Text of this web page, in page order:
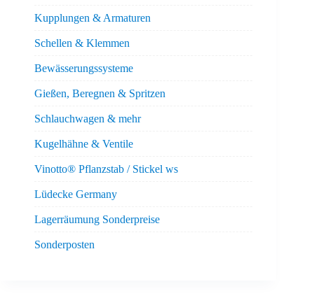
Kupplungen & Armaturen
Schellen & Klemmen
Bewässerungssysteme
Gießen, Beregnen & Spritzen
Schlauchwagen & mehr
Kugelhähne & Ventile
Vinotto® Pflanzstab / Stickel ws
Lüdecke Germany
Lagerräumung Sonderpreise
Sonderposten